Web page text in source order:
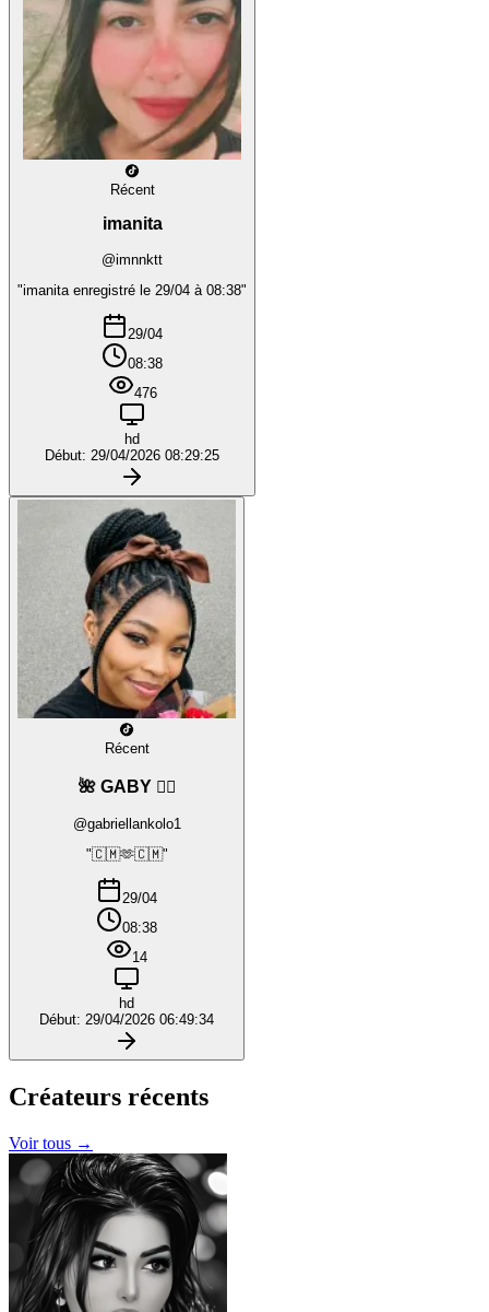
Récent
imanita
@imnnktt
"imanita enregistré le 29/04 à 08:38"
29/04
08:38
476
hd
Début: 29/04/2026 08:29:25
Récent
🌺 GABY ❤️‍🔥
@gabriellankolo1
"🇨🇲🫶🇨🇲"
29/04
08:38
14
hd
Début: 29/04/2026 06:49:34
Créateurs récents
Voir tous →